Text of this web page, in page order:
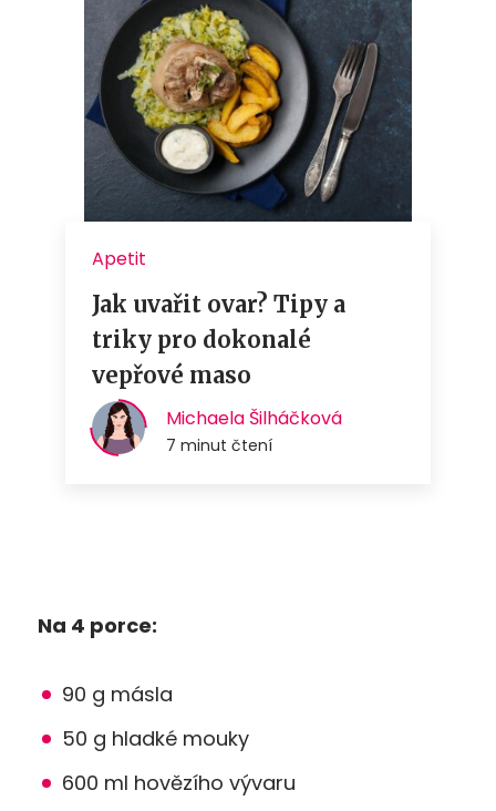
Na 4 porce:
90 g másla
50 g hladké mouky
600 ml hovězího vývaru